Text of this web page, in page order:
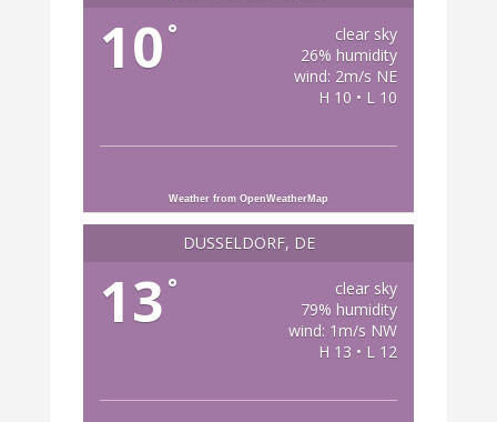
10 °
clear sky
26% humidity
wind: 2m/s NE
H 10 • L 10
Weather from OpenWeatherMap
DÜSSELDORF, DE
13 °
clear sky
79% humidity
wind: 1m/s NW
H 13 • L 12